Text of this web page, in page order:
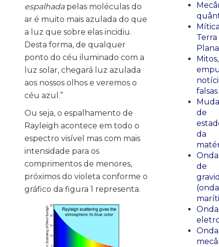
espalhadapelas moléculas do
ar é muito mais azulada do que
a luz que sobre elas incidiu.
Desta forma, de qualquer
ponto do céu iluminado com a
luz solar, chegará luz azulada
aos nossos olhos e veremos o
céu azul.”
Ou seja, o espalhamento de
Rayleigh acontece em todo o
espectro visível mas com mais
intensidade para os
comprimentos de menores,
próximos do violeta conforme o
gráfico da figura 1 representa.
Terra
Plana
Mitos,
falsas
de
da
de